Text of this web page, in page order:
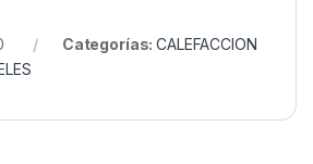
Categorías:CALEFACCION